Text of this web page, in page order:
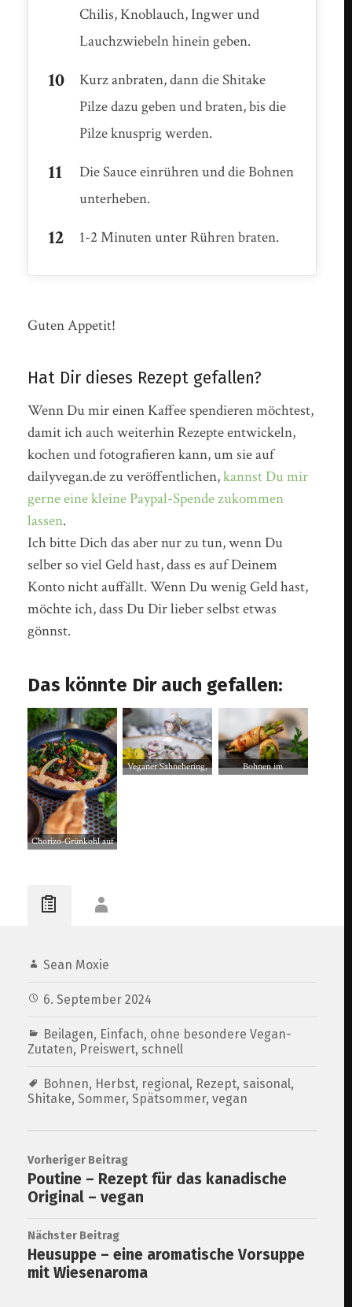
Chilis, Knoblauch, Ingwer und
Lauchzwiebeln hinein geben.
Kurz anbraten, dann die Shitake
Pilze dazu geben und braten, bis die
Pilze knusprig werden.
Die Sauce einrühren und die Bohnen
unterheben.
1-2 Minuten unter Rühren braten.
Guten Appetit!
Hat Dir dieses Rezept gefallen?
Wenn Du mir einen Kaffee spendieren möchtest,
damit ich auch weiterhin Rezepte entwickeln,
kochen und fotografieren kann, um sie auf
dailyvegan.de zu veröffentlichen,kannst Du mir
gerne eine kleine Paypal-Spende zukommen
lassen.
Ich bitte Dich das aber nur zu tun, wenn Du
selber so viel Geld hast, dass es auf Deinem
Konto nicht auffällt. Wenn Du wenig Geld hast,
möchte ich, dass Du Dir lieber selbst etwas
gönnst.
Das könnte Dir auch gefallen:
Chorizo-Grünkohl auf
Veganer Sahnehering,
Bohnen im
Sean Moxie
6. September 2024
Beilagen, Einfach, ohne besondere Vegan-
Zutaten, Preiswert, schnell
Bohnen, Herbst, regional, Rezept, saisonal,
Shitake,Sommer,Spätsommer,vegan
Vorheriger Beitrag
Poutine – Rezept für das kanadische
Original – vegan
Nächster Beitrag
Heusuppe – eine aromatische Vorsuppe
mit Wiesenaroma